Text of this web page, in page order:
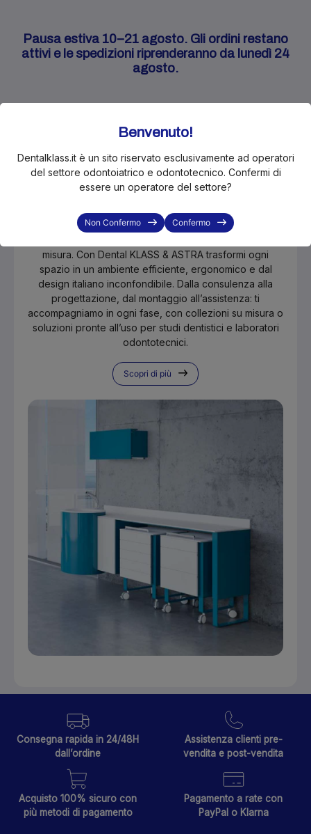
Pausa estiva 10–21 agosto. Gli ordini restano
attivi e le spedizioni riprenderanno da lunedì 24
agosto.
Stai progettando, rinnovando o
semplicemente cercando un arredo
in più per il tuo studio o laboratorio?
misura. Con Dental KLASS & ASTRA trasformi ogni
spazio in un ambiente efficiente, ergonomico e dal
design italiano inconfondibile. Dalla consulenza alla
progettazione, dal montaggio all’assistenza: ti
accompagniamo in ogni fase, con collezioni su misura o
soluzioni pronte all’uso per studi dentistici e laboratori
odontotecnici.
Scopri di più
Benvenuto!
Dentalklass.it è un sito riservato esclusivamente ad operatori
del settore odontoiatrico e odontotecnico. Confermi di
essere un operatore del settore?
Non Confermo Confermo
Consegna rapida in 24/48H
dall’ordine
Assistenza clienti pre-
vendita e post-vendita
Acquisto 100% sicuro con
più metodi di pagamento
Pagamento a rate con
PayPal o Klarna